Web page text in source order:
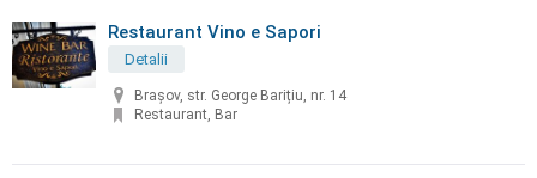
Restaurant Vino e Sapori
Detalii
Brașov, str. George Barițiu, nr. 14
Restaurant, Bar